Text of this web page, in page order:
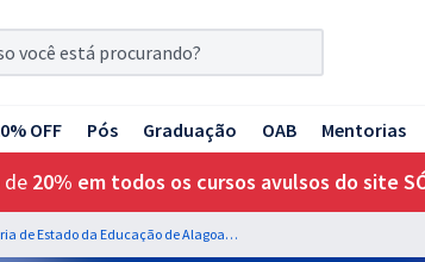
OFF Pós Graduação OAB Mentorias
de 20% em todos os cursos avulsos do site
SEDUC AL - Secretaria de Estado da Educação de Alagoas - Professor - Disciplina 8: Inglês (Pós-Edital)